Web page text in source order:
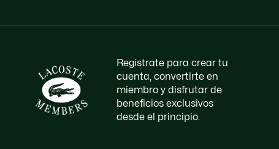
Regístrate para crear tu
cuenta, convertirte en
miembro y disfrutar de
beneficios exclusivos
desde el principio.